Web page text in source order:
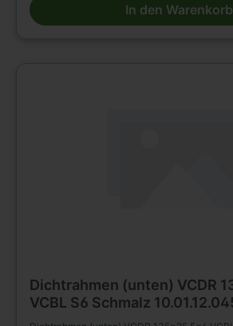
In den Warenkorb
Dichtrahmen (unten) VCDR
VCBL S6 Schmalz